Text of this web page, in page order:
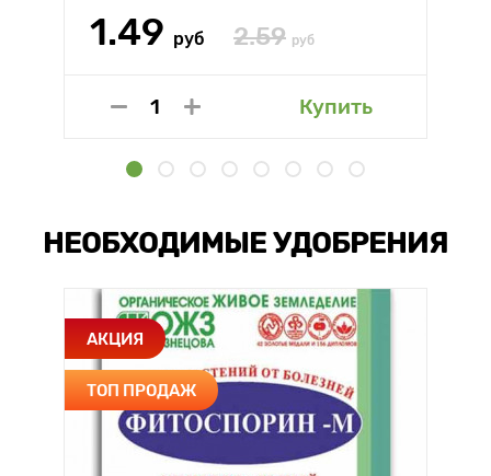
1.49 руб 2.59 руб
Купить
НЕОБХОДИМЫЕ УДОБРЕНИЯ
АКЦИЯ
ТОП ПРОДАЖ